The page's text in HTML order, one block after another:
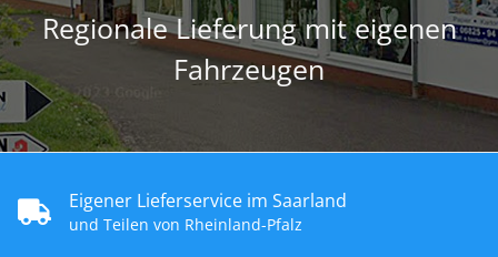
Regionale Lieferung mit eigenen
Fahrzeugen
Eigener Lieferservice im Saarland
und Teilen von Rheinland-Pfalz